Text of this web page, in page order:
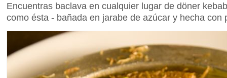
Encuentras baclava en cualquier lugar de döner
como ésta - bañada en jarabe de azúcar y hecha con